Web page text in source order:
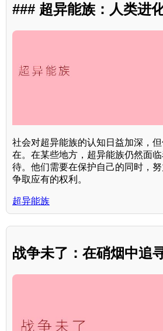
### 超异能族：人类进
社会对超异能族的认知日益加深，
在。在某些地方，超异能族仍然面
待。他们需要在保护自己的同时，努
争取应有的权利。
超异能族
战争未了：在硝烟中追